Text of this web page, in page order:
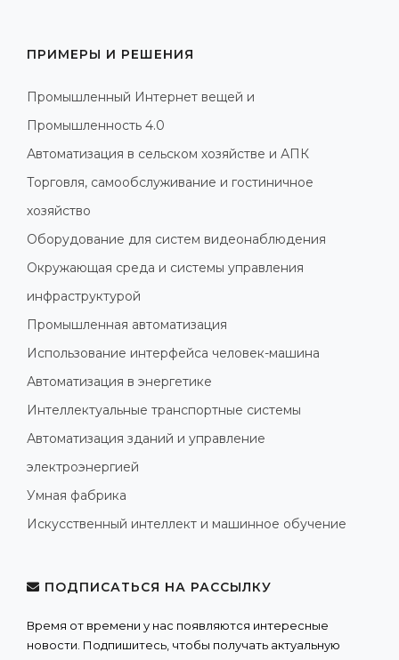
ПРИМЕРЫ И РЕШЕНИЯ
Промышленный Интернет вещей и
Промышленность 4.0
Автоматизация в сельском хозяйстве и АПК
Торговля, самообслуживание и гостиничное
хозяйство
Оборудование для систем видеонаблюдения
Окружающая среда и системы управления
инфраструктурой
Промышленная автоматизация
Использование интерфейса человек-машина
Автоматизация в энергетике
Интеллектуальные транспортные системы
Автоматизация зданий и управление
электроэнергией
Умная фабрика
Искусственный интеллект и машинное обучение
ПОДПИСАТЬСЯ НА РАССЫЛКУ
Время от времени у нас появляются интересные
новости. Подпишитесь, чтобы получать актуальную